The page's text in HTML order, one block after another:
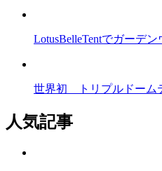
LotusBelleTentでガーデ
世界初 トリプルドーム
人気記事